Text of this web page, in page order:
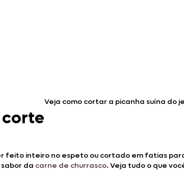
Veja como cortar a picanha suína do
feito inteiro no espeto ou cortado em fatias
da carne de churrasco. Veja tudo o que